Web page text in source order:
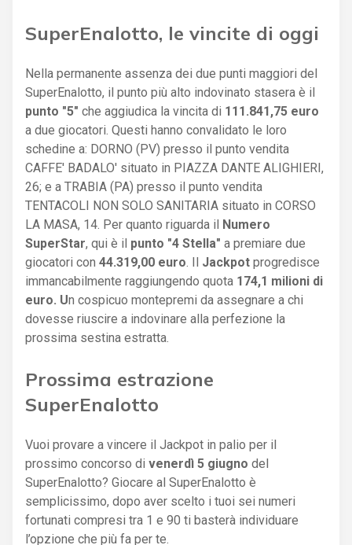
SuperEnalotto, le vincite di oggi
Nella permanente assenza dei due punti maggiori del
SuperEnalotto, il punto più alto indovinato stasera è il
punto "5" che aggiudica la vincita di 111.841,75 euro
a due giocatori. Questi hanno convalidato le loro
schedine a: DORNO (PV) presso il punto vendita
CAFFE' BADALO' situato in PIAZZA DANTE ALIGHIERI,
26; e a TRABIA (PA) presso il punto vendita
TENTACOLI NON SOLO SANITARIA situato in CORSO
LA MASA, 14. Per quanto riguarda il Numero
SuperStar, qui è il punto "4 Stella" a premiare due
giocatori con 44.319,00 euro . Il Jackpot progredisce
immancabilmente raggiungendo quota 174,1 milioni di
euro. Un cospicuo montepremi da assegnare a chi
dovesse riuscire a indovinare alla perfezione la
prossima sestina estratta.
Prossima estrazione
SuperEnalotto
Vuoi provare a vincere il Jackpot in palio per il
prossimo concorso di venerdì 5 giugno del
SuperEnalotto? Giocare al SuperEnalotto è
semplicissimo, dopo aver scelto i tuoi sei numeri
fortunati compresi tra 1 e 90 ti basterà individuare
l’opzione che più fa per te.